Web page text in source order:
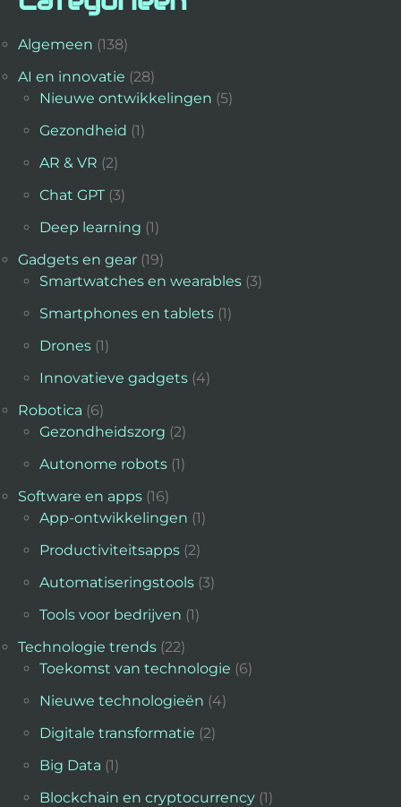
Algemeen (138)
AI en innovatie (28)
Nieuwe ontwikkelingen (5)
Gezondheid (1)
AR & VR (2)
Chat GPT (3)
Deep learning (1)
Gadgets en gear (19)
Smartwatches en wearables (3)
Smartphones en tablets (1)
Drones (1)
Innovatieve gadgets (4)
Robotica (6)
Gezondheidszorg (2)
Autonome robots (1)
Software en apps (16)
App-ontwikkelingen (1)
Productiviteitsapps (2)
Automatiseringstools (3)
Tools voor bedrijven (1)
Technologie trends (22)
Toekomst van technologie (6)
Nieuwe technologieën (4)
Digitale transformatie (2)
Big Data (1)
Blockchain en cryptocurrency (1)